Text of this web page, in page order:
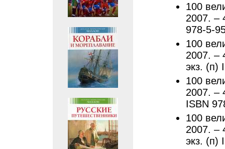
100
2007. –
978-5-
100
2007. –
экз. (п)
100
2007. –
ISBN
100
2007. –
экз. (п)